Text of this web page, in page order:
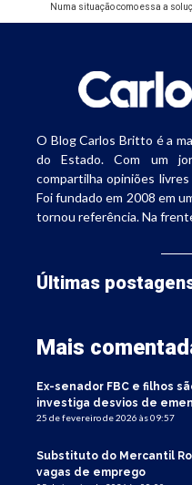
Numa situação como essa a
O Blog Carlos Britto é a
do Estado. Com um
compartilha opiniões
Foi fundado em 2008 em
tornou referência. Na
Últimas
Mais
Ex-senador FBC e filhos
investiga desvios de
25 de fevereiro de 2026 às 09:57
Substituto do Mercantil
vagas de emprego